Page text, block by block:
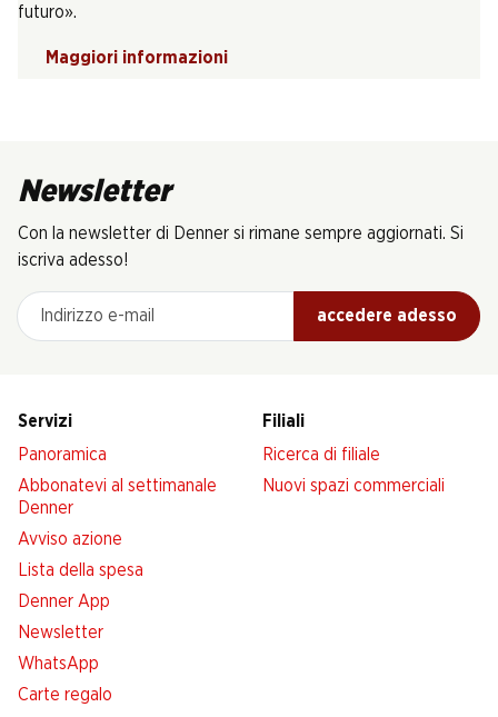
futuro».
Maggiori informazioni
Newsletter
Con la newsletter di Denner si rimane sempre aggiornati. Si
iscriva adesso!
Indirizzo e-mail
accedere adesso
Servizi
Panoramica
Abbonatevi al settimanale
Denner
Avviso azione
Lista della spesa
Denner App
Newsletter
WhatsApp
Carte regalo
Filiali
Ricerca di filiale
Nuovi spazi commerciali